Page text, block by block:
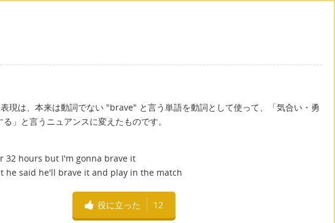
現は、本来は動詞でない "brave" と言う単語を動詞として使って、「気合い・勇
」と言うニュアンスに変えたものです。
32 hours but I'm gonna brave it
he said he'll brave it and play in the match
役に立った 12